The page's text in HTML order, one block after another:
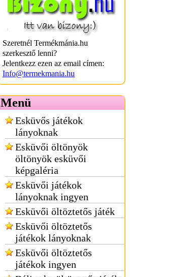
Szeretnél Termékmánia.hu
szerkesztő lenni?
Jelentkezz ezen az email címen:
Info@termekmania.hu
Menü
Esküvős játékok
lányoknak
Esküvői öltönyök
öltönyök esküvői
képgaléria
Esküvői játékok
lányoknak ingyen
Esküvői öltöztetős játék
Esküvői öltöztetős
játékok lányoknak
Esküvői öltöztetős
játékok ingyen